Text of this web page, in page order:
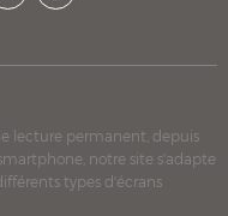
lecture permanent, depuis
notre site s'adapte
types d'écrans